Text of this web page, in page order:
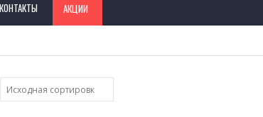
КОНТАКТЫ АКЦИИ